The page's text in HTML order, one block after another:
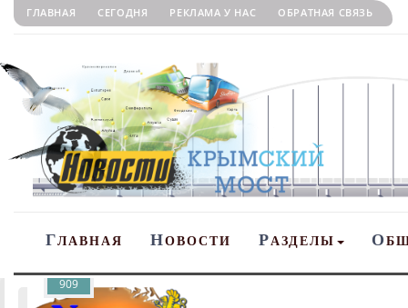
ГЛАВНАЯ СЕГОДНЯ РЕКЛАМА У НАС ОБРАТНАЯ СВЯЗЬ
ГЛАВНАЯ НОВОСТИ РАЗДЕЛЫ О
909